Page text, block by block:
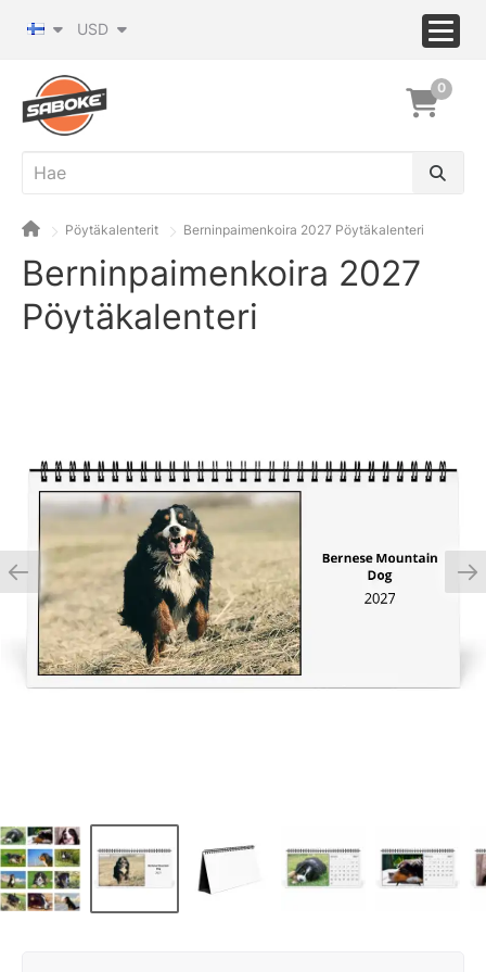
USD
0
Pöytäkalenterit Berninpaimenkoira 2027 Pöytäkalenteri
Berninpaimenkoira 2027
Pöytäkalenteri